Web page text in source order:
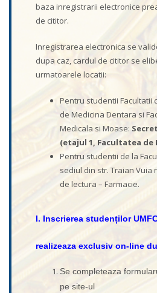
baza inregistrarii electronice
de cititor.
Inregistrarea electronica se
dupa caz, cardul de cititor se
urmatoarele locatii:
Pentru studentii Facultatii
de Medicina Dentara si
Medicala si Moase:
(etajul 1, Facultatea de
Pentru studentii de la
sediul din str. Traian Vuia
de lectura – Farmacie.
I. Inscrierea studenților
realizeaza exclusiv on-line
Se completeaza
pe site-ul